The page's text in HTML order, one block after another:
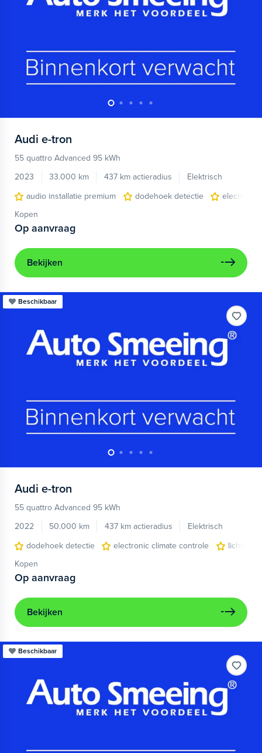
Audi e-tron
55 quattro Advanced 95 kWh
2023
33.000 km 437 km actieradius
Elektrisch
audio installatie premium
dodehoek detectie
electronic
Kopen
Op aanvraag
Bekijken
Beschikbaar
Audi e-tron
55 quattro Advanced 95 kWh
2022
50.000 km 437 km actieradius
Elektrisch
dodehoek detectie
electronic climate controle
Kopen
Op aanvraag
Bekijken
Beschikbaar